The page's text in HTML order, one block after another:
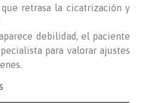
que retrasa la cicatrización y
debilidad, el paciente
para valorar ajustes